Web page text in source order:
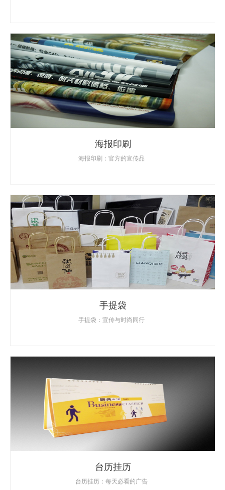
海报印刷
海报印刷：官方的宣传品
手提袋
手提袋：宣传与时尚同行
台历挂历
台历挂历：每天必看的广告